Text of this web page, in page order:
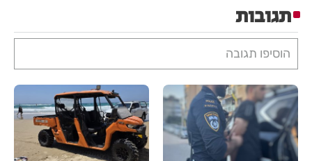
תגובות
הוסיפו תגובה